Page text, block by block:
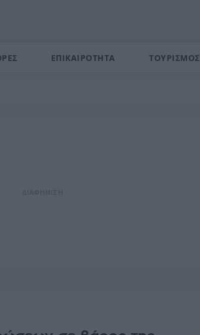
ΕΠΙΚΑΙΡΟΤΗΤΑ ΤΟΥΡΙΣΜΟΣ